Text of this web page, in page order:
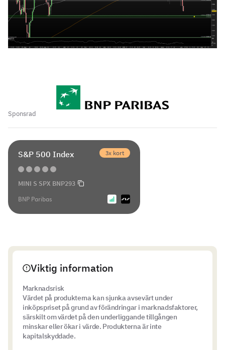
Sponsrad
S&P 500 Index 3x kort
MINI S SPX BNP293
BNP Paribas
Viktig information
Marknadsrisk
Värdet på produkterna kan sjunka avsevärt under
inköpspriset på grund av förändringar i marknadsfaktorer,
särskilt om värdet på den underliggande tillgången
minskar eller ökar i värde. Produkterna är inte
kapitalskyddade.